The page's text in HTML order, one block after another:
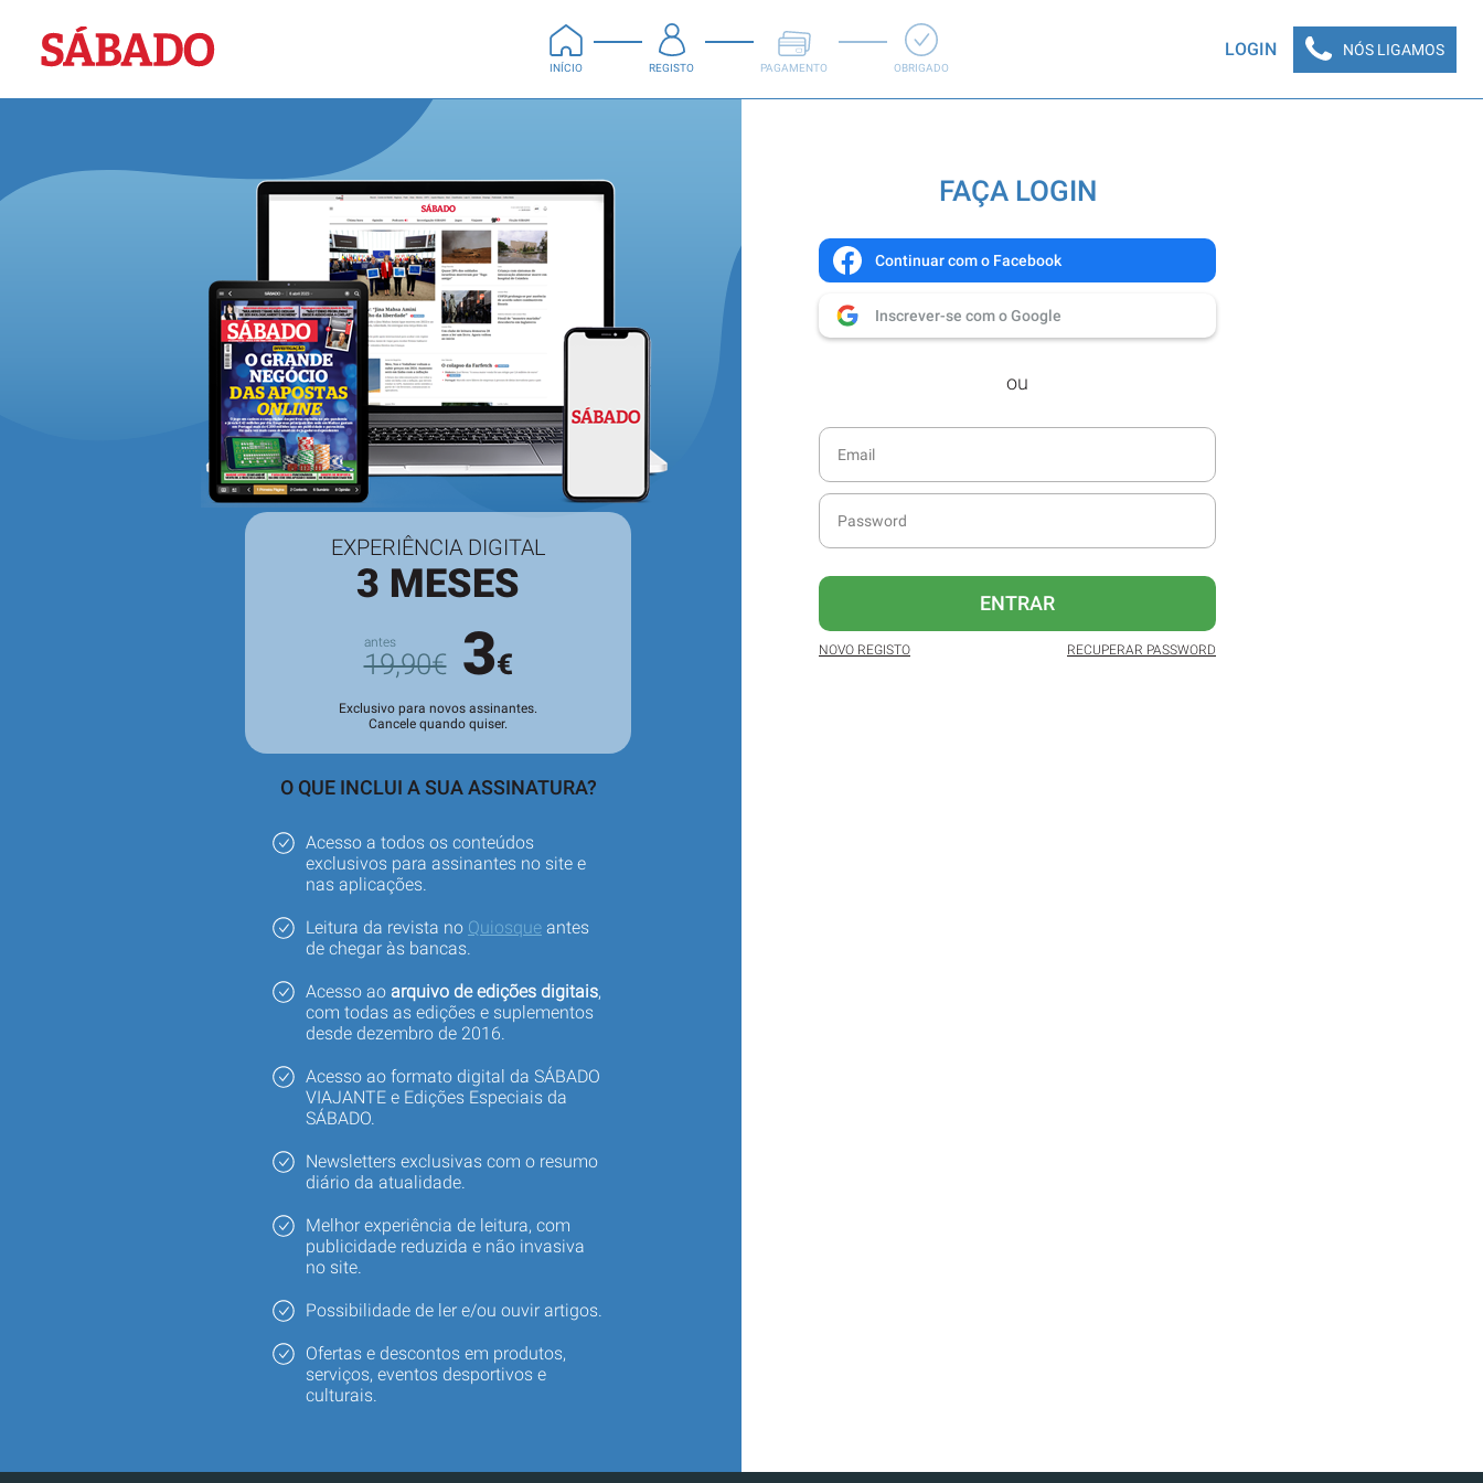
Sábado
INÍCIO REGISTO PAGAMENTO OBRIGADO
LOGIN NÓS LIGAMOS
EXPERIÊNCIA DIGITAL
3 MESES
19,90€ 3€
Exclusivo para novos assinantes.
Cancele quando quiser.
O QUE INCLUI A SUA ASSINATURA?
Acesso a todos os conteúdos
exclusivos para assinantes no site e
nas aplicações.
Leitura da revista no Quiosque antes
de chegar às bancas.
Acesso ao arquivo de edições digitais,
com todas as edições e suplementos
desde dezembro de 2016.
Acesso ao formato digital da SÁBADO
VIAJANTE e Edições Especiais da
SÁBADO.
Newsletters exclusivas com o resumo
diário da atualidade.
Melhor experiência de leitura, com
publicidade reduzida e não invasiva
no site.
Possibilidade de ler e/ou ouvir artigos.
Ofertas e descontos em produtos,
serviços, eventos desportivos e
culturais.
FAÇA LOGIN
Continuar com o Facebook
Inscrever-se com o Google
ou
ENTRAR
NOVO REGISTO RECUPERAR PASSWORD